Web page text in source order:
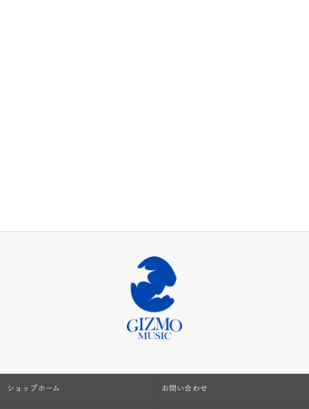
ショップホーム お問い合わせ